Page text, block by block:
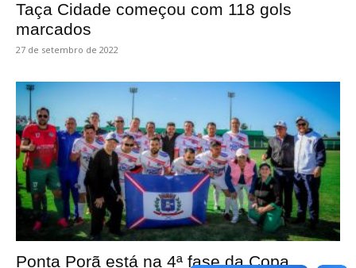
Taça Cidade começou com 118 gols
marcados
27 de setembro de 2022
Ponta Porã está na 4ª fase da Copa